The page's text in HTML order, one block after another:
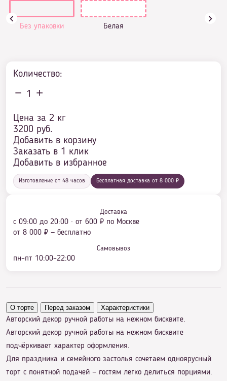
Без упаковки Белая
Количество:
1
Цена за 2 кг
3200 руб.
Добавить в корзину
Заказать в 1 клик
Добавить в избранное
Изготовление от 48 часов Бесплатная доставка от 8 000 ₽
Доставка
с 09:00 до 20:00 · от 600 ₽ по Москве
от 8 000 ₽ — бесплатно
Самовывоз
пн–пт 10:00–22:00
О торте Перед заказом Характеристики
Авторский декор ручной работы на нежном бисквите.
Авторский декор ручной работы на нежном бисквите
подчёркивает характер оформления.
Для праздника и семейного застолья сочетаем одноярусный
торт с понятной подачей — гостям легко делиться порциями.